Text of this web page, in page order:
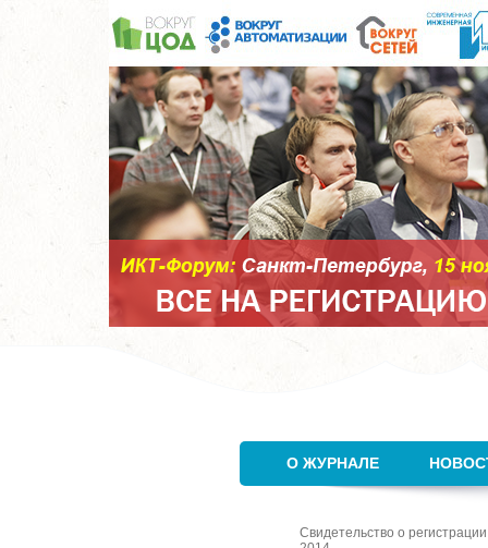
О ЖУРНАЛЕ
Свидетельство о